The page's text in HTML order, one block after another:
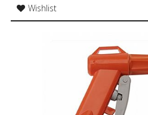
Wishlist